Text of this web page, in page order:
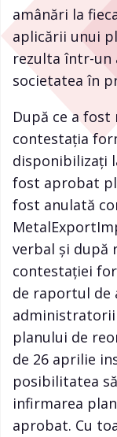
amânări la
aplicării unui
rezulta într-un
societatea în
După ce a
contestaţia
disponibilizaţi
fost aprobat
fost anulată
verbal şi după
contestaţiei
de raportul
planului de
de 26 aprilie
posibilitatea
infirmarea
aprobat. Cu